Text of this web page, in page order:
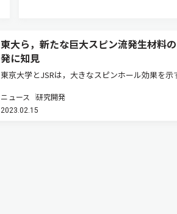
東大ら，新たな巨大スピン流発生材料
発に知見
東京大学とJSRは，大きなスピンホール効果を示
直方晶構造が，スピンホール効果が巨大スピン
生が観測されているβ相の1.2倍に増大することを
ニュース 研究開発
2023.02.15